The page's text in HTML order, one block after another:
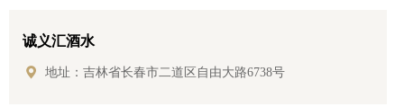
诚义汇酒水
地址：吉林省长春市二道区自由大路6738号